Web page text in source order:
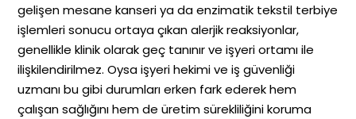
gelişen mesane kanseri ya da enzimatik tekstil terbiye
işlemleri sonucu ortaya çıkan alerjik reaksiyonlar,
genellikle klinik olarak geç tanınır ve işyeri ortamı ile
ilişkilendirilmez. Oysa işyeri hekimi ve iş güvenliği
uzmanı bu gibi durumları erken fark ederek hem
çalışan sağlığını hem de üretim sürekliliğini koruma